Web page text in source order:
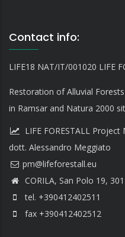
Contact info:
LIFE18 NAT/IT/001020 LIFE
Restoration of Alluvial
in Ramsar and Natura 2000
LIFE FORESTALL Project
dott. Alessandro Meggiato
CORILA, San Polo 19,
tel. +390412402511
fax +390412402512